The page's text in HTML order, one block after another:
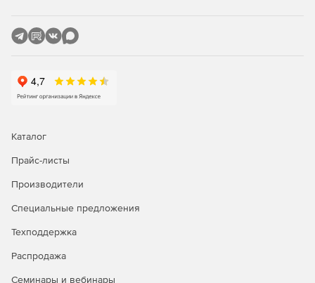
Каталог
Прайс-листы
Производители
Специальные предложения
Техподдержка
Распродажа
Семинары и вебинары